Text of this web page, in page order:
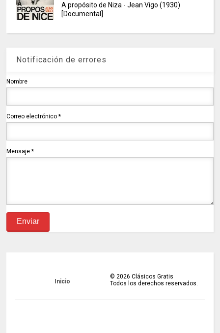
A propósito de Niza - Jean Vigo (1930)
[Documental]
Notificación de errores
Nombre
Correo electrónico*
Mensaje*
Inicio
© 2026 Clásicos Gratis
Todos los derechos reservados.